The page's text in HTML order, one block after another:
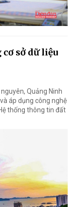
sở dữ liệu
Quảng Ninh
áp dụng công nghệ
thống thông tin đất